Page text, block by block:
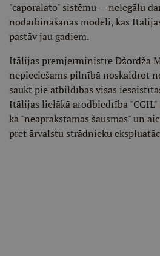
"caporalato" sistēmu — nelegālu
nodarbināšanas modeli, kas
pastāv jau gadiem.
Itālijas premjerministre Džordža
nepieciešams pilnībā noskaidrot
saukt pie atbildības visas
Itālijas lielākā arodbiedrība
kā "neaprakstāmas šausmas" un
pret ārvalstu strādnieku